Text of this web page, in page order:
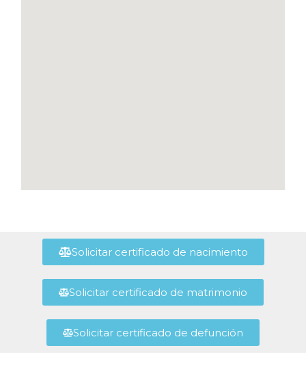
Solicitar certificado de nacimiento
Solicitar certificado de matrimonio
Solicitar certificado de defunción